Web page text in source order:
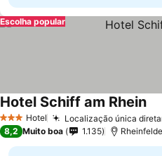
Escolha popular
3 EstrelasHotel Localização única
Hotel Schiff am Rhein
8,2 Muito boa 1.135